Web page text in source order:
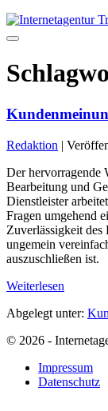
Menü-
Redaktion |
Der hervorragende
Bearbeitung und
Dienstleister
Fragen umgehend
Zuverlässigkeit des
ungemein
auszuschließen ist.
Weiterlesen
Abgelegt unter:
© 2026 -
Impressum
Datenschutz